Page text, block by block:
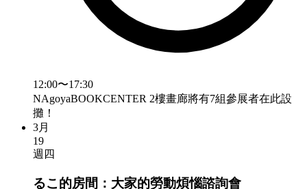
12:00〜17:30
NAgoyaBOOKCENTER 2樓畫廊將有7組參展者在此設
攤！
3月
19
週四
るこ的房間：大家的勞動煩惱諮詢會